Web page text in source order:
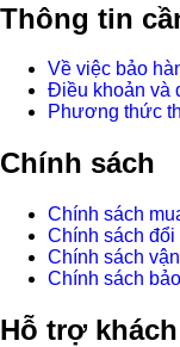
Thông tin
Về việc bảo
Điều khoản và
Phương thức
Chính sách
Chính sách
Chính sách đổi
Chính sách
Chính sách
Hỗ trợ